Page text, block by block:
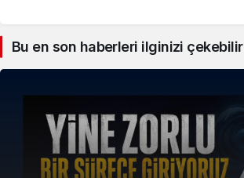
Bu en son haberleri ilginizi çekebilir